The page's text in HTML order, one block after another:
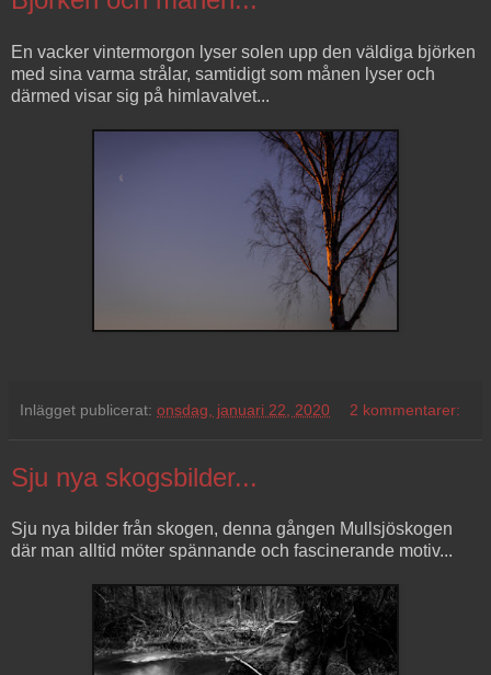
En vacker vintermorgon lyser solen upp den väldiga björken
med sina varma strålar, samtidigt som månen lyser och
därmed visar sig på himlavalvet...
Inlägget publicerat: onsdag, januari 22, 2020 2 kommentarer:
Sju nya skogsbilder...
Sju nya bilder från skogen, denna gången Mullsjöskogen
där man alltid möter spännande och fascinerande motiv...